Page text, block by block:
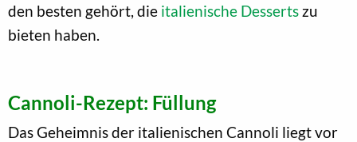
den besten gehört, die italienische Desserts zu
bieten haben.
Cannoli-Rezept: Füllung
Das Geheimnis der italienischen Cannoli liegt vor